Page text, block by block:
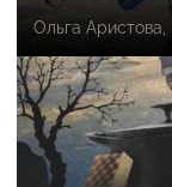
Ольга Аристова